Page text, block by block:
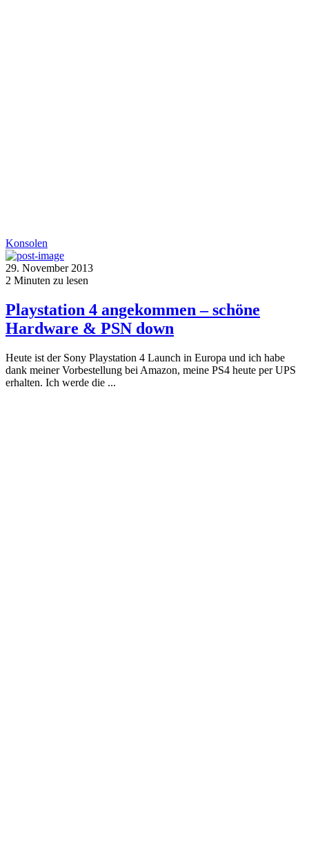
Konsolen
29. November 2013
2 Minuten zu lesen
Playstation 4 angekommen – schöne
Hardware & PSN down
Heute ist der Sony Playstation 4 Launch in Europa und ich habe
dank meiner Vorbestellung bei Amazon, meine PS4 heute per UPS
erhalten. Ich werde die ...